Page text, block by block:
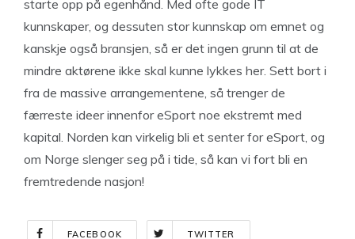
starte opp på egenhånd. Med ofte gode IT
kunnskaper, og dessuten stor kunnskap om emnet og
kanskje også bransjen, så er det ingen grunn til at de
mindre aktørene ikke skal kunne lykkes her. Sett bort i
fra de massive arrangementene, så trenger de
færreste ideer innenfor eSport noe ekstremt med
kapital. Norden kan virkelig bli et senter for eSport, og
om Norge slenger seg på i tide, så kan vi fort bli en
fremtredende nasjon!
FACEBOOK TWITTER